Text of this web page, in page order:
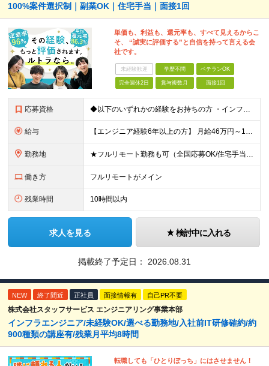
100%案件選択制｜副業OK｜住宅手当｜面接1回
単価も、利益も、還元率も、すべて見えるからこ
そ、 “誠実に評価する”と自信を持って言える会
社です。
未経験歓迎 学歴不問 ベテランOK
完全週休2日 賞与複数月 面接1回
応募資格 ◆以下のいずれかの経験をお持ちの方 ・インフラ設計・構築の実務経験（オンプレ/クラウドどちらもOK） ・クラウド環境下での運用保守に関する実務経験 ◆学歴不問 ＜こんな方は特に歓迎します＞ ◎これま
給与 【エンジニア経験6年以上の方】 月給46万円～100万円（固定残業代含む） ※上記月給には月30時間分の固定残業代（月8万7,400円～月19万円）を含む。超過分は全額支給。 【エンジニア経験4年以
勤務地 ★フルリモート勤務も可（全国応募OK/住宅手当を支給します） ※案件によって常駐が必要になる場合があります。 ※希望がない限り、転勤はありません ※U・Iターン歓迎 ★ルトラの社員は全国各地で活躍中
働き方 フルリモートがメイン
残業時間 10時間以内
求人を見る 検討中に入れる
掲載終了予定日： 2026.08.31
NEW 終了間近 正社員 面接情報有 自己PR不要
株式会社スタッフサービス エンジニアリング事業本部
インフラエンジニア/未経験OK/選べる勤務地/入社前IT研修確約/約
900種類の講座有/残業月平均8時間
転職しても「ひとりぼっち」にはさせません！